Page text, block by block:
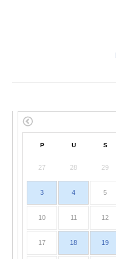
P U S
27 28 29
3 4 5
10 11 12
17 18 19